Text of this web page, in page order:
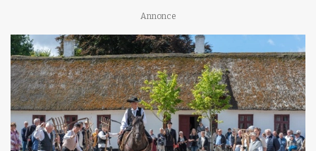
Annonce